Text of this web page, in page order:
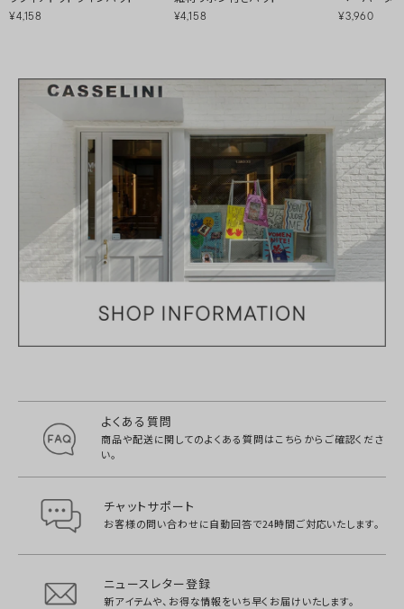
¥4,158 ¥4,158 ¥3,960
よくある質問
商品や配送に関してのよくある質問はこちらからご確認くださ
い。
チャットサポート
お客様の問い合わせに自動回答で24時間ご対応いたします。
ニュースレター登録
新アイテムや、お得な情報をいち早く お届けいたします。